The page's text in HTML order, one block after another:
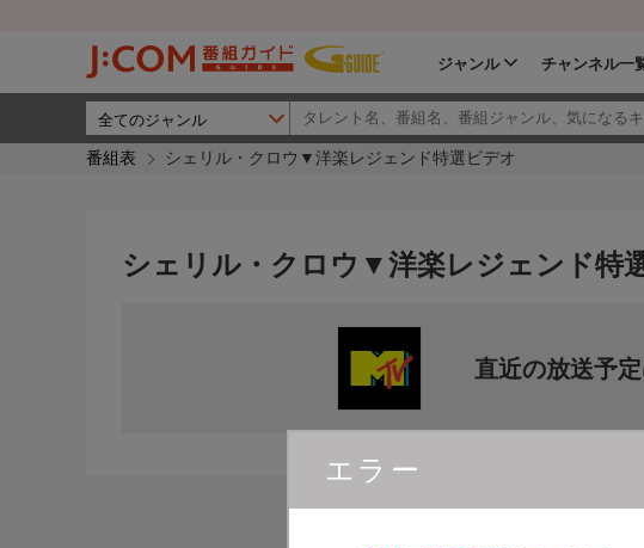
ジャンル チャンネル一
番組表 シェリル・クロウ▼洋楽レジェンド特選ビデオ
エラー
シェリル・クロウ▼洋楽レジェンド特
直近の放送予